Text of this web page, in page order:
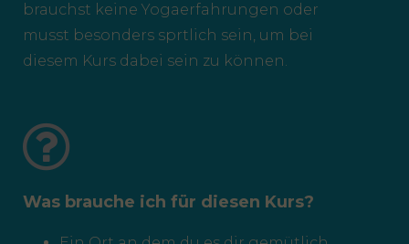
brauchst keine Yogaerfahrungen oder
musst besonders sprtlich sein, um bei
diesem Kurs dabei sein zu können.
Was brauche ich für diesen Kurs?